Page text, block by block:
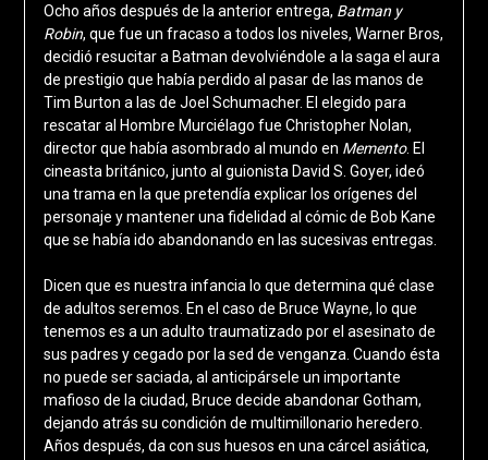
Ocho años después de la anterior entrega, Batman y
Robin, que fue un fracaso a todos los niveles, Warner Bros,
decidió resucitar a Batman devolviéndole a la saga el aura
de prestigio que había perdido al pasar de las manos de
Tim Burton a las de Joel Schumacher. El elegido para
rescatar al Hombre Murciélago fue Christopher Nolan,
director que había asombrado al mundo en Memento. El
cineasta británico, junto al guionista David S. Goyer, ideó
una trama en la que pretendía explicar los orígenes del
personaje y mantener una fidelidad al cómic de Bob Kane
que se había ido abandonando en las sucesivas entregas.
Dicen que es nuestra infancia lo que determina qué clase
de adultos seremos. En el caso de Bruce Wayne, lo que
tenemos es a un adulto traumatizado por el asesinato de
sus padres y cegado por la sed de venganza. Cuando ésta
no puede ser saciada, al anticipársele un importante
mafioso de la ciudad, Bruce decide abandonar Gotham,
dejando atrás su condición de multimillonario heredero.
Años después, da con sus huesos en una cárcel asiática,